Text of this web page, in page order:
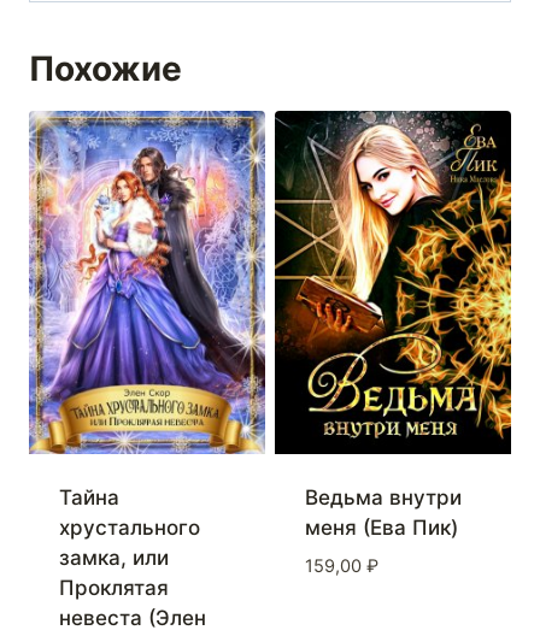
Похожие
Тайна
хрустального
замка, или
Проклятая
невеста (Элен
Ведьма внутри
меня (Ева Пик)
159,00 ₽